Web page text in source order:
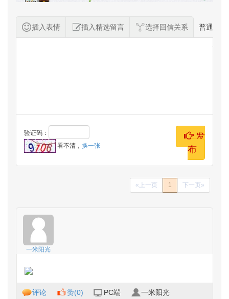
插入表情 插入精选留言 选择回信关系 普通
纪念者留言
验证码：
看不清， 换一张
发
布
«上一页 1 下一页»
一米阳光
评论 赞(0) PC端 一米阳光